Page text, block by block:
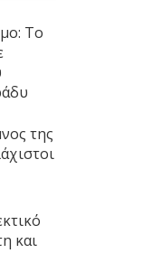
Το
της
και